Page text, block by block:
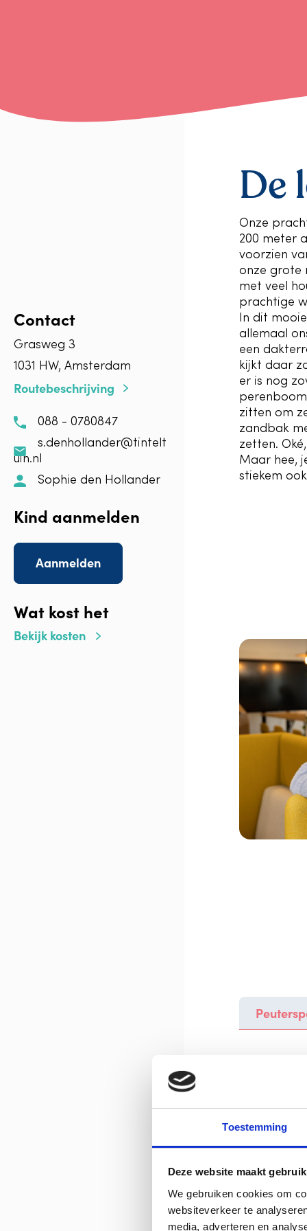
Toestemming
Deze website maakt
We gebruiken cookies om
websiteverkeer te
media, adverteren en
Contact
Grasweg 3
1031 HW, Amsterdam
Routebeschrijving
088 - 0780847
s.denhollander@tintelt
uin.nl
Sophie den Hollander
Kind aanmelden
Aanmelden
Wat kost het
Bekijk kosten
De
Onze
200 meter
voorzien
onze grote
met veel
prachtige
In dit
allemaal
een
kijkt daar
er is nog
zitten om
zandbak
zetten.
Maar hee,
stiekem